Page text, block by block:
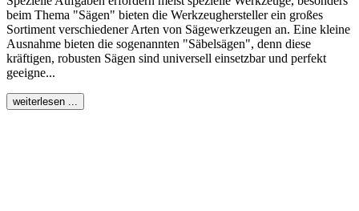
beim Thema "Sägen" bieten die Werkzeughersteller ein großes
Sortiment verschiedener Arten von Sägewerkzeugen an. Eine kleine
Ausnahme bieten die sogenannten "Säbelsägen", denn diese
kräftigen, robusten Sägen sind universell einsetzbar und perfekt
geeigne...
weiterlesen ...